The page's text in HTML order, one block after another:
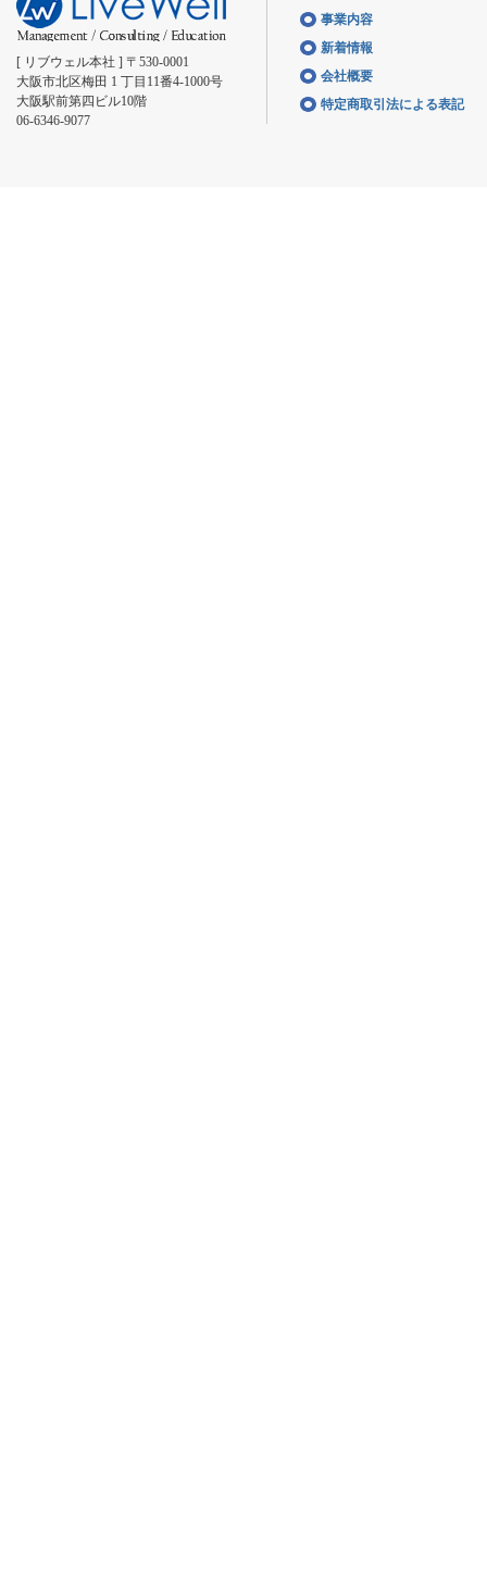
[ リブウェル本社 ] 〒530-0001
大阪市北区梅田 1 丁目11番4-1000号
大阪駅前第四ビル10階
06-6346-9077
事業内容
新着情報
会社概要
特定商取引法による表記